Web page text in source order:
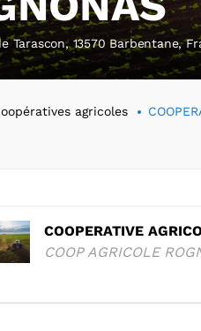
Tarascon, 13570 Barbentane,
agricoles
COOPERATIVE
COOP AGRICOLE